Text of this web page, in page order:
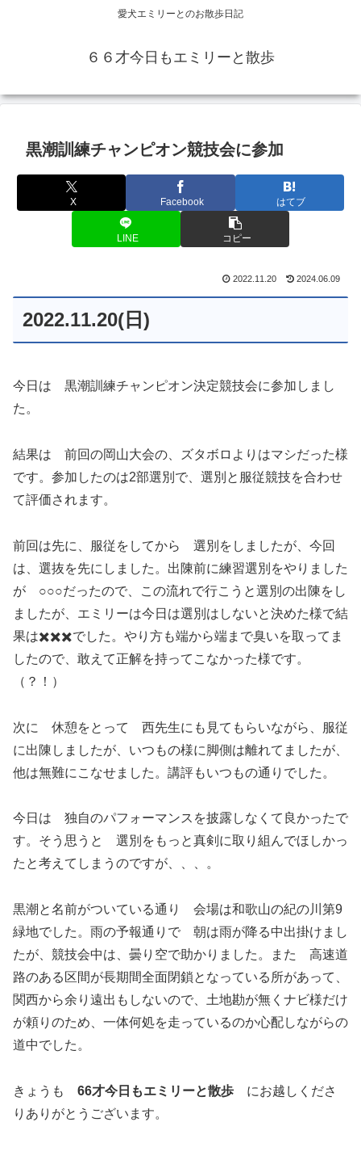
愛犬エミリーとのお散歩日記
６６才今日もエミリーと散歩
黒潮訓練チャンピオン競技会に参加
X Facebook はてブ
LINE コピー
2022.11.20 2024.06.09
2022.11.20(日)
今日は 黒潮訓練チャンピオン決定競技会に参加しまし
た。
結果は 前回の岡山大会の、ズタボロよりはマシだった様
です。参加したのは2部選別で、選別と服従競技を合わせ
て評価されます。
前回は先に、服従をしてから 選別をしましたが、今回
は、選抜を先にしました。出陳前に練習選別をやりました
が ○○○だったので、この流れで行こうと選別の出陳をし
ましたが、エミリーは今日は選別はしないと決めた様で結
果は✖️✖️✖️でした。やり方も端から端まで臭いを取ってま
したので、敢えて正解を持ってこなかった様です。
（？！）
次に 休憩をとって 西先生にも見てもらいながら、服従
に出陳しましたが、いつもの様に脚側は離れてましたが、
他は無難にこなせました。講評もいつもの通りでした。
今日は 独自のパフォーマンスを披露しなくて良かったで
す。そう思うと 選別をもっと真剣に取り組んでほしかっ
たと考えてしまうのですが、、、。
黒潮と名前がついている通り 会場は和歌山の紀の川第9
緑地でした。雨の予報通りで 朝は雨が降る中出掛けまし
たが、競技会中は、曇り空で助かりました。また 高速道
路のある区間が長期間全面閉鎖となっている所があって、
関西から余り遠出もしないので、土地勘が無くナビ様だけ
が頼りのため、一体何処を走っているのか心配しながらの
道中でした。
きょうも 66才今日もエミリーと散歩 にお越しくださ
りありがとうございます。